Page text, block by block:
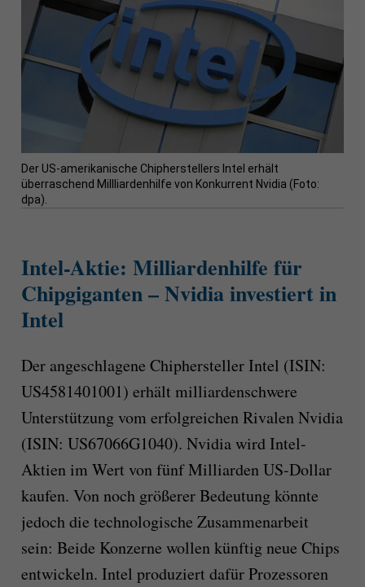
Der US-amerikanische Chipherstellers Intel erhält
überraschend Millliardenhilfe von Konkurrent Nvidia (Foto:
dpa).
Intel-Aktie: Milliardenhilfe für
Chipgiganten – Nvidia investiert in
Intel
Der angeschlagene Chiphersteller Intel (ISIN:
US4581401001) erhält milliardenschwere
Unterstützung vom erfolgreichen Rivalen Nvidia
(ISIN: US67066G1040). Nvidia wird Intel-
Aktien im Wert von fünf Milliarden US-Dollar
kaufen. Von noch größerer Bedeutung könnte
jedoch die technologische Zusammenarbeit
sein: Beide Konzerne wollen künftig neue Chips
entwickeln. Intel produziert dafür Prozessoren